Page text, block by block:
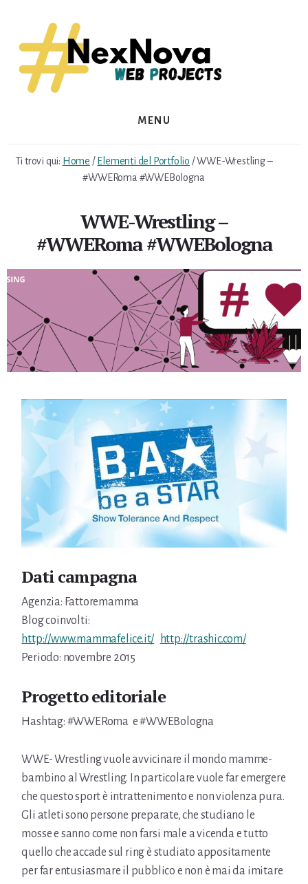
content
footer
MENU
Ti trovi qui: Home / Elementi del Portfolio /WWE-Wrestling –
#WWERoma #WWEBologna
WWE-Wrestling –
#WWERoma #WWEBologna
Dati campagna
Agenzia: Fattoremamma
Blog coinvolti:
http://www.mammafelice.it/
http://trashic.com/
Periodo: novembre 2015
Progetto editoriale
Hashtag: #WWERoma e #WWEBologna
WWE- Wrestling vuole avvicinare il mondo mamme-
bambino al Wrestling. In particolare vuole far emergere
che questo sport è intrattenimento e non violenza pura.
Gli atleti sono persone preparate, che studiano le
mosse e sanno come non farsi male a vicenda e tutto
quello che accade sul ring è studiato appositamente
per far entusiasmare il pubblico e non è mai da imitare